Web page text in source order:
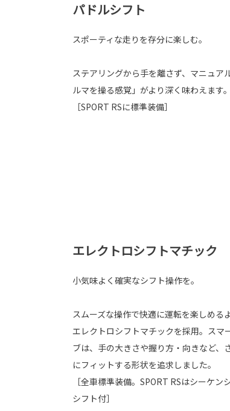
パドルシフト
スポーティな走りを存分に楽しむ。
ステアリングから手を離さず、マニュア
ルマを操る感覚」がより深く味わえます。
［SPORT RSに標準装備］
エレクトロシフトマチック
小気味よく確実なシフト操作を。
スムーズな操作で快適に運転を楽しめる
エレクトロシフトマチックを採用。スマ
ブは、手の大きさや握り方・向きなど、
にフィットする形状を追求しました。
［全車標準装備。SPORT RSはシーケ
シフト付］